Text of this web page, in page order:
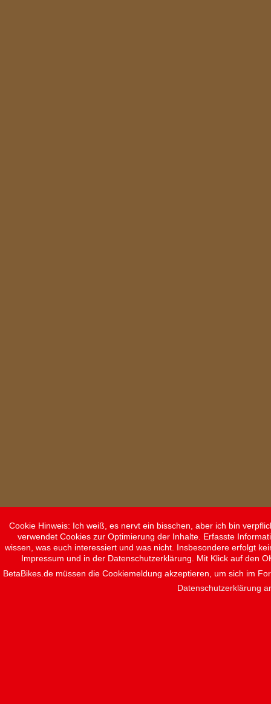
Cookie Hinweis: Ich weiß, es nervt ein bisschen, aber ich bin
verwendet Cookies zur Optimierung der Inhalte. Erfasste
wissen, was euch interessiert und was nicht. Insbesondere erfolgt
Impressum und in der Datenschutzerklärung. Mit Klick auf den
BetaBikes.de müssen die Cookiemeldung akzeptieren, um sich im
Datenschutzerklärung